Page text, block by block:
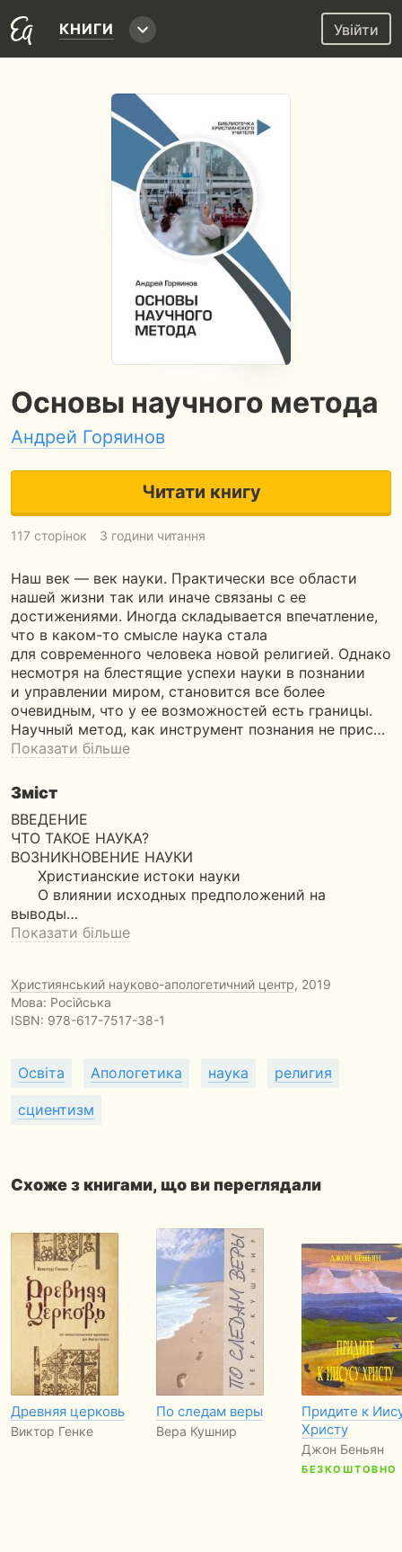
КНИГИ Увійти
Основы научного метода
Андрей Горяинов
Читати книгу
117 сторінок 3 години читання
Наш век — век науки. Практически все области
нашей жизни так или иначе связаны с ее
достижениями. Иногда складывается впечатление,
что в каком-то смысле наука стала
для современного человека новой религией. Однако
несмотря на блестящие успехи науки в познании
и управлении миром, становится все более
очевидным, что у ее возможностей есть границы.
Научный метод, как инструмент познания не прис…
Показати більше
Зміст
ВВЕДЕНИЕ
ЧТО ТАКОЕ НАУКА?
ВОЗНИКНОВЕНИЕ НАУКИ
Христианские истоки науки
О влиянии исходных предположений на
выводы…
Показати більше
Християнський науково-апологетичний центр, 2019
Мова: Російська
ISBN: 978-617-7517-38-1
Освіта Апологетика наука религия
сциентизм
Схоже з книгами, що ви переглядали
Древняя церковь
Виктор Генке
По следам веры
Вера Кушнир
Придите к
Христу
Джон Беньян
БЕЗКОШТОВНО